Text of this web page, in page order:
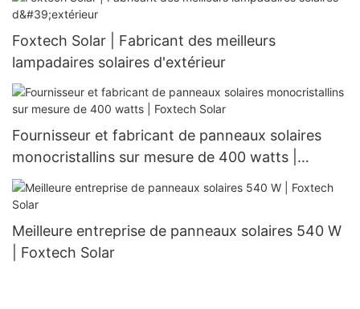
Foxtech Solar | Fabricant des meilleurs
lampadaires solaires d'extérieur
Fournisseur et fabricant de panneaux solaires
monocristallins sur mesure de 400 watts |
Foxtech Solar
Meilleure entreprise de panneaux solaires 540 W
| Foxtech Solar